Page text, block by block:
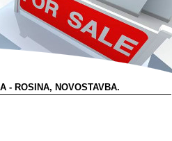
- ROSINA, NOVOSTAVBA.